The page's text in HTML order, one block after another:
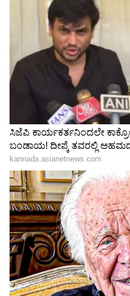
Image Credit : Asianet News
3. ಸೀರೆ ಸಂಗ್ರಹಿಸುವಾಗ ಈ
ರೇಷ್ಮೆ ಸೀರೆಗಳನ್ನು
ಬಿಡಬಾರದು. ಹೀಗೆ
ದುರ್ಬಲವಾಗಬಹುದು. 2-3
ಬದಲಾಯಿಸುವುದು ಉತ್ತಮ.
ಇಡುವುದಕ್ಕಿಂತ ಹತ್ತಿ
ಹರಿದು ಸೀರೆ